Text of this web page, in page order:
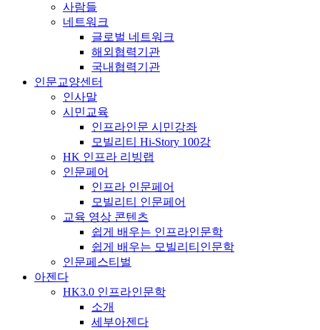
사람들
네트워크
글로벌 네트워크
해외협력기관
국내협력기관
인문교양센터
인사말
시민교육
인프라인문 시민강좌
모빌리티 Hi-Story 100강
HK 인프라 리빙랩
인문페어
인프라 인문페어
모빌리티 인문페어
교육 영상 콘텐츠
쉽게 배우는 인프라인문학
쉽게 배우는 모빌리티인문학
인문페스티벌
아젠다
HK3.0 인프라인문학
소개
세부아젠다